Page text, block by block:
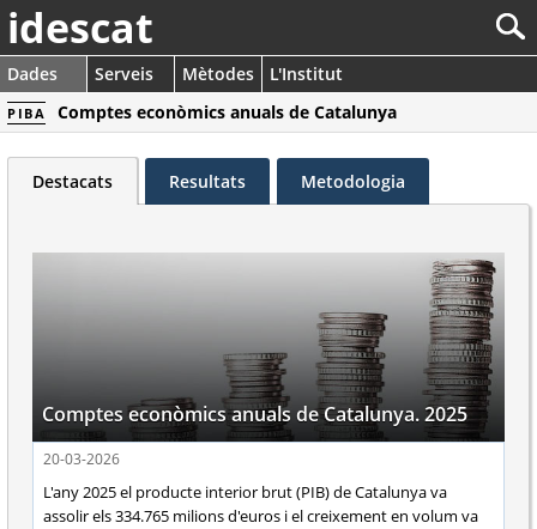
idescat
Dades Serveis Mètodes L'Institut
PIBA Comptes econòmics anuals de Catalunya
Destacats Resultats Metodologia
Comptes econòmics anuals de Catalunya. 2025
20-03-2026
L'any 2025 el producte interior brut (PIB) de Catalunya va
assolir els 334.765 milions d'euros i el creixement en volum va